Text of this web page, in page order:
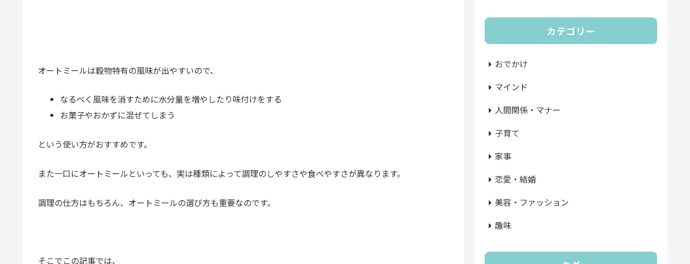
オートミールは穀物特有の風味が出やすいので、
なるべく風味を消すために水分量を増やしたり味付けをする
お菓子やおかずに混ぜてしまう
という使い方がおすすめです。
また一口にオートミールといっても、実は種類によって調理のしやすさや食べやすさが異なります。
調理の仕方はもちろん、オートミールの選び方も重要なのです。
そこでこの記事では、
カテゴリー
おでかけ
マインド
人間関係・マナー
子育て
家事
恋愛・結婚
美容・ファッション
趣味